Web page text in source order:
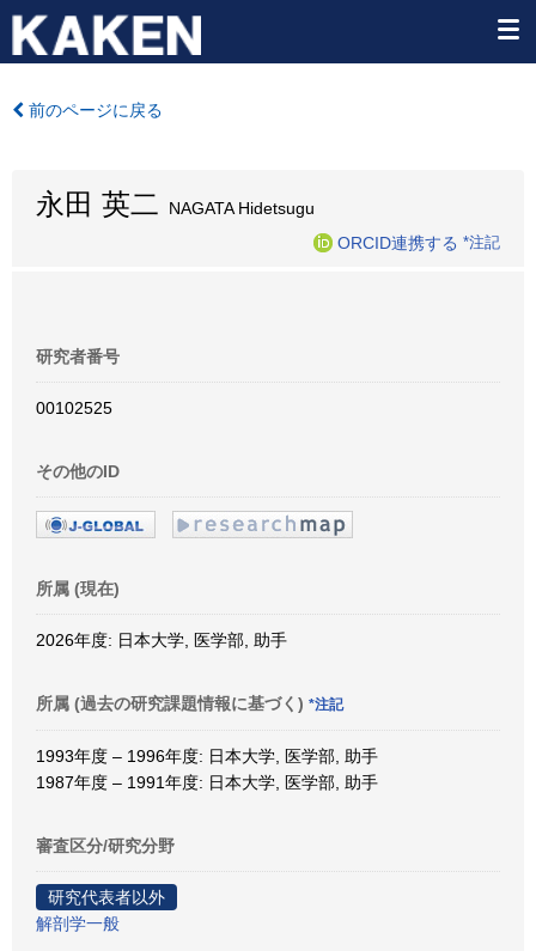
前のページに戻る
永田 英二 NAGATA Hidetsugu
ORCID連携する *注記
研究者番号
00102525
その他のID
所属 (現在)
2026年度: 日本大学, 医学部, 助手
所属 (過去の研究課題情報に基づく) *注記
1993年度 – 1996年度: 日本大学, 医学部, 助手
1987年度 – 1991年度: 日本大学, 医学部, 助手
審査区分/研究分野
研究代表者以外
解剖学一般